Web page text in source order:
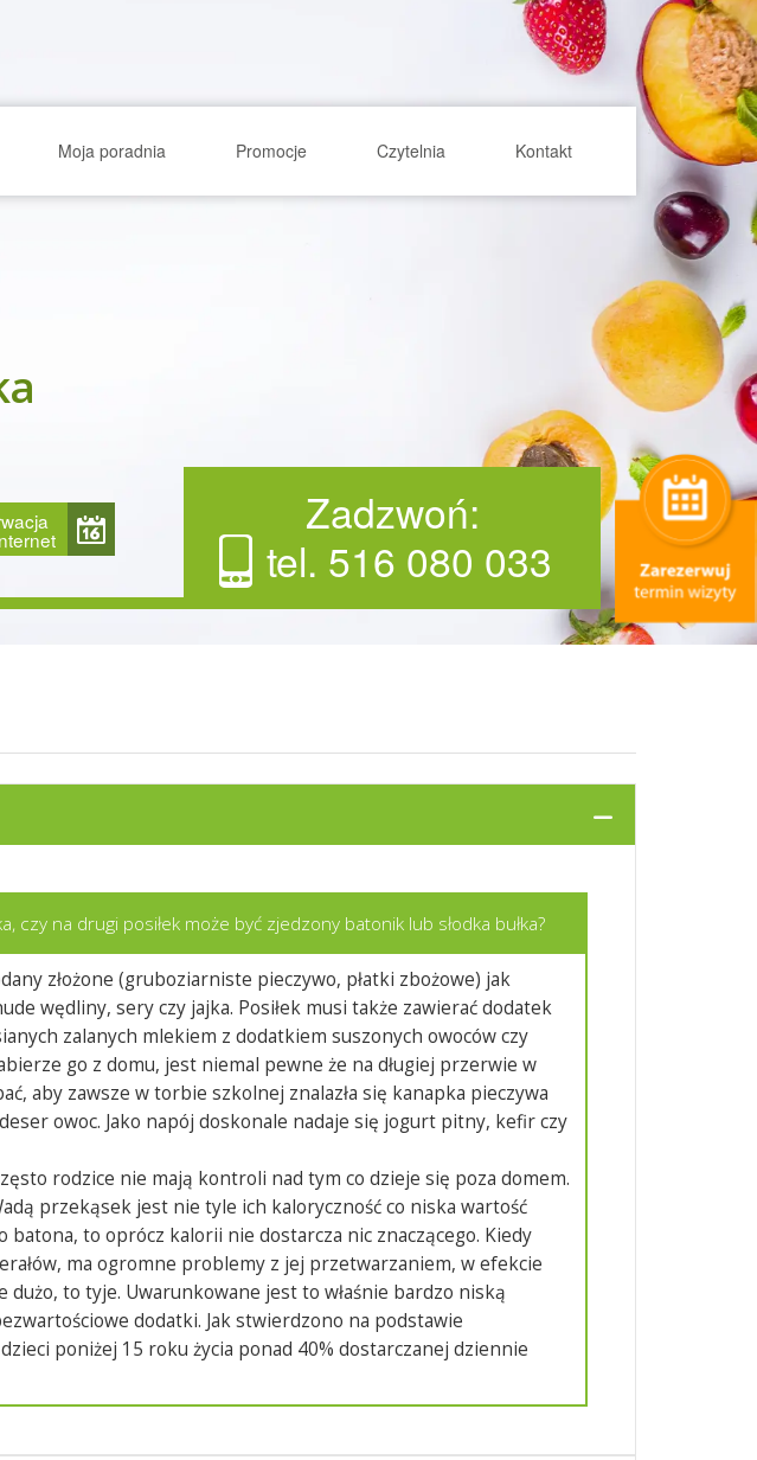
Moja poradnia Promocje Czytelnia Kontakt
Zadzwoń:
tel. 516 080 033
na drugi posiłek może być zjedzony batonik lub słodka bułka?
złożone (gruboziarniste pieczywo, płatki zbożowe) jak
wędliny, sery czy jajka. Posiłek musi także zawierać dodatek
zalanych mlekiem z dodatkiem suszonych owoców czy
go z domu, jest niemal pewne że na długiej przerwie w
aby zawsze w torbie szkolnej znalazła się kanapka pieczywa
owoc. Jako napój doskonale nadaje się jogurt pitny, kefir czy
rodzice nie mają kontroli nad tym co dzieje się poza domem.
przekąsek jest nie tyle ich kaloryczność co niska wartość
batona, to oprócz kalorii nie dostarcza nic znaczącego. Kiedy
ma ogromne problemy z jej przetwarzaniem, w efekcie
dużo, to tyje. Uwarunkowane jest to właśnie bardzo niską
dodatki. Jak stwierdzono na podstawie
poniżej 15 roku życia ponad 40% dostarczanej dziennie